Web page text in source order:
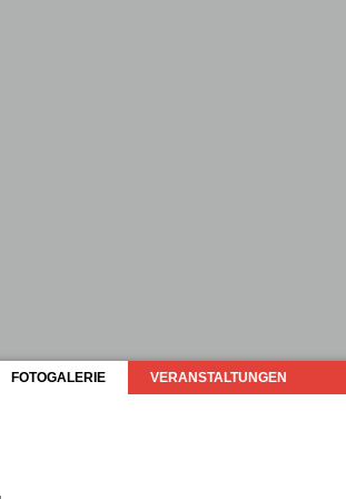
FOTOGALERIE VERANSTALTUNGEN